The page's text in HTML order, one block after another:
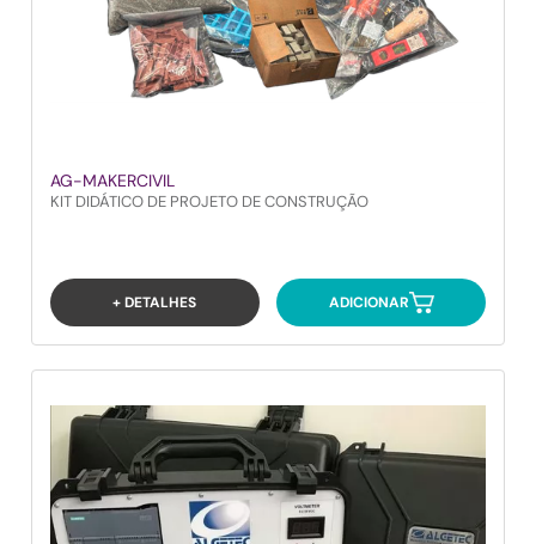
AG-MAKERCIVIL
KIT DIDÁTICO DE PROJETO DE CONSTRUÇÃO
+ DETALHES ADICIONAR